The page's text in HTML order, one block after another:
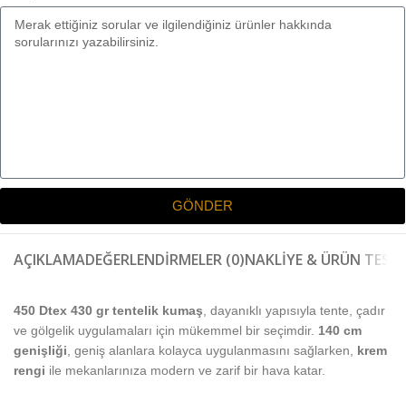
GÖNDER
AÇIKLAMADEĞERLENDIRMELER (0)NAKLIYE & ÜRÜN
450 Dtex 430 gr tentelik kumaş , dayanıklı yapısıyla tente, çadır
ve gölgelik uygulamaları için mükemmel bir seçimdir. 140 cm
genişliği , geniş alanlara kolayca uygulanmasını sağlarken, krem
rengi ile mekanlarınıza modern ve zarif bir hava katar.